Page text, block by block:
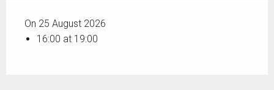
On 25 August 2026
16:00 at 19:00